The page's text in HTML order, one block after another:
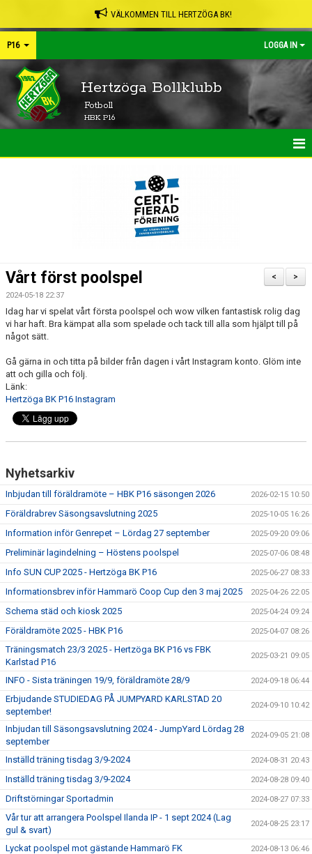
VÄLKOMMEN TILL HERTZÖGA BK!
P16 LOGGA IN
Hertzöga Bollklubb
Fotboll
HBK P16
TRUPPEN
BILDGALLERI
KONTAKT
>
<
Vårt först poolspel
2024-05-18 22:37
Idag har vi spelat vårt första poolspel och wow vilken fantastisk rolig dag
vi har haft. Bra kämpat alla som spelade och tack till alla som hjälpt till på
något sätt.
Gå gärna in och titta på bilder från dagen i vårt Instagram konto. Glöm inte
att och gilla och följ.
Länk:
Hertzöga BK P16 Instagram
Nyhetsarkiv
Inbjudan till föräldramöte – HBK P16 säsongen 2026 2026-02-15 10:50
Föräldrabrev Säsongsavslutning 2025 2025-10-05 16:26
Information inför Genrepet – Lördag 27 september 2025-09-20 09:06
Preliminär lagindelning – Höstens poolspel 2025-07-06 08:48
Info SUN CUP 2025 - Hertzöga BK P16 2025-06-27 08:33
Informationsbrev inför Hammarö Coop Cup den 3 maj 2025 2025-04-26 22:05
Schema städ och kiosk 2025 2025-04-24 09:24
Föräldramöte 2025 - HBK P16 2025-04-07 08:26
Träningsmatch 23/3 2025 - Hertzöga BK P16 vs FBK
Karlstad P16
2025-03-21 09:05
INFO - Sista träningen 19/9, föräldramöte 28/9 2024-09-18 06:44
Erbjudande STUDIEDAG PÅ JUMPYARD KARLSTAD 20
september!
2024-09-10 10:42
Inbjudan till Säsongsavslutning 2024 - JumpYard Lördag 28
september
2024-09-05 21:08
Inställd träning tisdag 3/9-2024 2024-08-31 20:43
Inställd träning tisdag 3/9-2024 2024-08-28 09:40
Driftstörningar Sportadmin 2024-08-27 07:33
Vår tur att arrangera Poolspel Ilanda IP - 1 sept 2024 (Lag
gul & svart)
2024-08-25 23:17
Lyckat poolspel mot gästande Hammarö FK 2024-08-13 06:46